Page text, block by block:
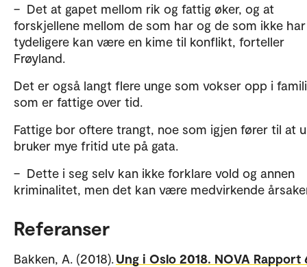
– Det at gapet mellom rik og fattig øker, og at
forskjellene mellom de som har og de som ikke
tydeligere kan være en kime til konflikt, forteller
Frøyland.
Det er også langt flere unge som vokser opp i
som er fattige over tid.
Fattige bor oftere trangt, noe som igjen fører til at
bruker mye fritid ute på gata.
– Dette i seg selv kan ikke forklare vold og annen
kriminalitet, men det kan være medvirkende
Referanser
Bakken, A. (2018).Ung i Oslo 2018. NOVA Rapport